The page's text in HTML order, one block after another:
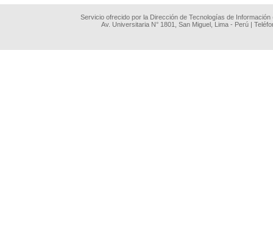
Servicio ofrecido por la Dirección de Tecnologías de
Av. Universitaria N° 1801, San Miguel, Lima - Perú |